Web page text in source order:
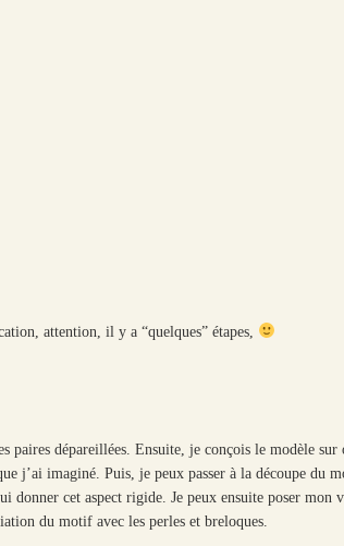
attention, il y a “quelques” étapes,
paires dépareillées. Ensuite, je conçois le modèle
j’ai imaginé. Puis, je peux passer à la découpe du
cet aspect rigide. Je peux ensuite poser mon
du motif avec les perles et breloques.